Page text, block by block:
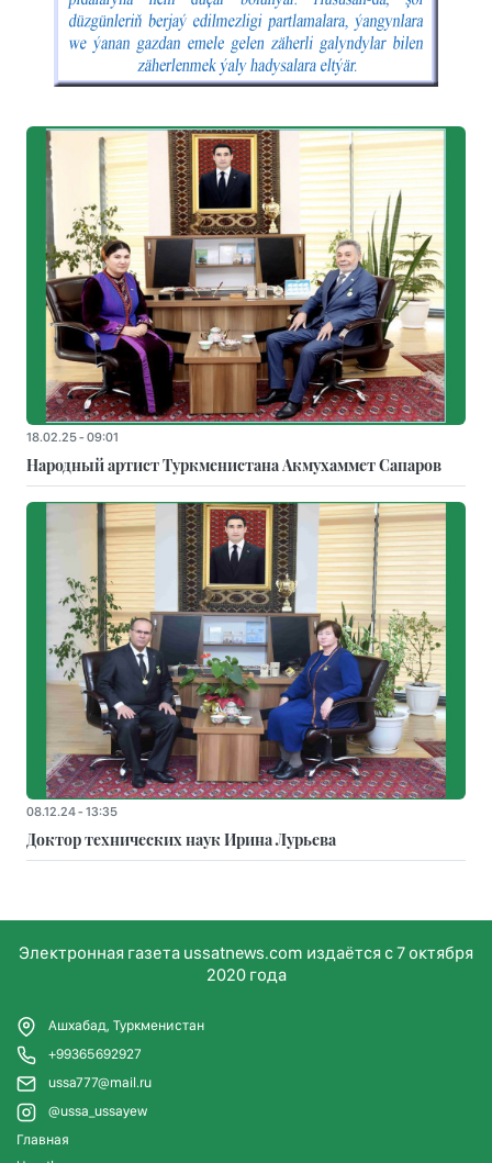
18.02.25 - 09:01
Народный артист Туркменистана Акмухаммет Сапаров
08.12.24 - 13:35
Доктор технических наук Ирина Лурьева
Электронная газета ussatnews.com издаётся с 7 октября
2020 года
Ашхабад, Туркменистан
+99365692927
ussa777@mail.ru
@ussa_ussayew
Главная